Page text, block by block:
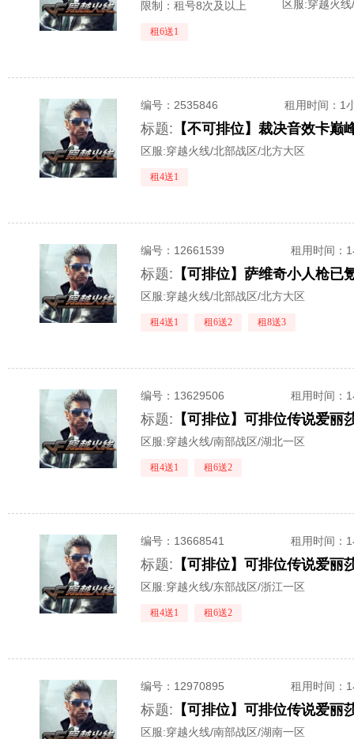
限制：租号8次及以上 区服:穿越火
租6送1
编号： 2535846 租用时间 ：1
标题:
区服:穿越火线/北部战区/北方大区
租4送1
编号： 12661539 租用时间 ：
标题:
区服:穿越火线/北部战区/北方大区
租4送1 租6送2 租8送3
编号： 13629506 租用时间 ：
标题:
区服:穿越火线/南部战区/湖北一区
租4送1 租6送2
编号： 13668541 租用时间 ：
标题:
区服:穿越火线/东部战区/浙江一区
租4送1 租6送2
编号： 12970895 租用时间 ：
标题:
区服:穿越火线/南部战区/湖南一区